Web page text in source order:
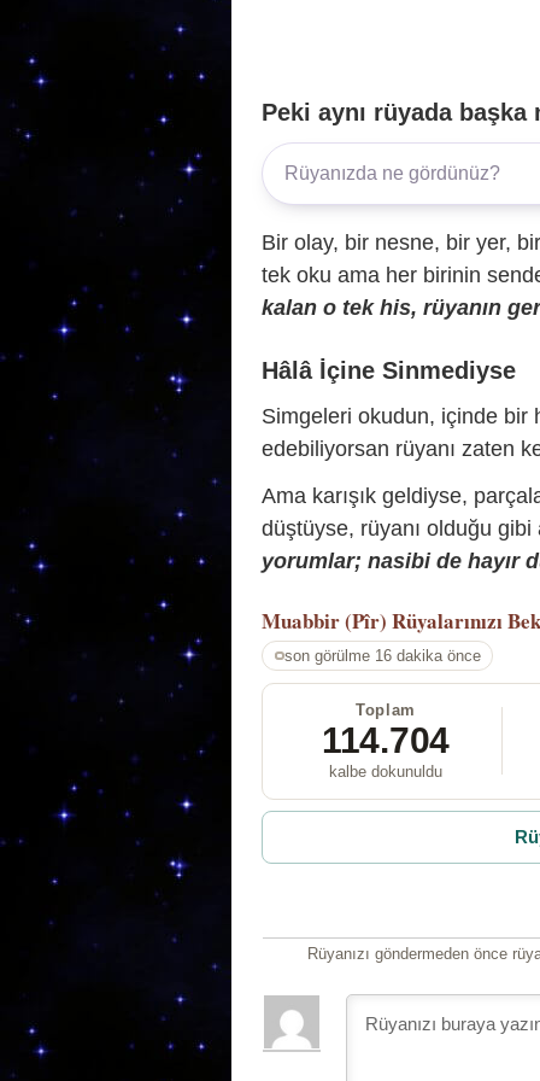
Peki aynı rüyada başka
Bir olay, bir nesne, bir yer,
tek oku ama her birinin
kalan o tek his, rüyanın
Hâlâ İçine Sinmediyse
Simgeleri okudun, içinde bir
edebiliyorsan rüyanı zaten
Ama karışık geldiyse,
düştüyse, rüyanı olduğu gibi
yorumlar; nasibi de hayır
Muabbir (Pîr) Rüyalarınızı
son görülme 16 dakika önce
Toplam
114.704
kalbe dokunuldu
Rüyanızı göndermeden önce